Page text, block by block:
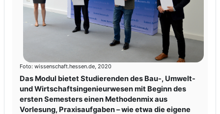
Foto: wissenschaft.hessen.de, 2020
Das Modul bietet Studierenden des Bau-, Umwelt-
und Wirtschaftsingenieurwesen mit Beginn des
ersten Semesters einen Methodenmix aus
Vorlesung, Praxisaufgaben – wie etwa die eigene